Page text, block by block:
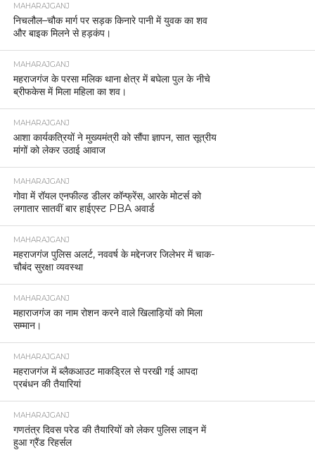
MAHARAJGANJ
निचलौल–चौक मार्ग पर सड़क किनारे पानी में युवक का शव
और बाइक मिलने से हड़कंप।
MAHARAJGANJ
महराजगंज के परसा मलिक थाना क्षेत्र में बघेला पुल के नीचे
ब्रीफकेस में मिला महिला का शव।
MAHARAJGANJ
आशा कार्यकत्रियों ने मुख्यमंत्री को सौंपा ज्ञापन, सात सूत्रीय
मांगों को लेकर उठाई आवाज
MAHARAJGANJ
गोवा में रॉयल एनफील्ड डीलर कॉन्फ्रेंस, आरके मोटर्स को
लगातार सातवीं बार हाईएस्ट PBA अवार्ड
MAHARAJGANJ
महराजगंज पुलिस अलर्ट, नववर्ष के मद्देनजर जिलेभर में चाक-
चौबंद सुरक्षा व्यवस्था
MAHARAJGANJ
महाराजगंज का नाम रोशन करने वाले खिलाड़ियों को मिला
सम्मान।
MAHARAJGANJ
महराजगंज में ब्लैकआउट माकड्रिल से परखी गई आपदा
प्रबंधन की तैयारियां
MAHARAJGANJ
गणतंत्र दिवस परेड की तैयारियों को लेकर पुलिस लाइन में
हुआ ग्रैंड रिहर्सल